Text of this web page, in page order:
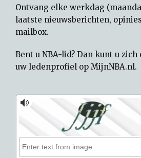
Ontvang elke werkdag
laatste nieuwsberichten,
mailbox.
Bent u NBA-lid? Dan kunt u
uw ledenprofiel op MijnNBA.nl.